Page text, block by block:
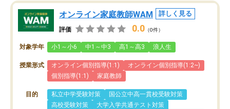
オンライン家庭教師WAM 詳しく見る
評価 0.0 （0件）
対象学年 小1～小6 中1～中3 高1～高3 浪人生
授業形式 オンライン個別指導(1:1)
オンライン個別指導(1:2~)
個別指導(1:1)
家庭教師
目的 私立中学受験対策
国公立中高一貫校受験対策
高校受験対策
大学入学共通テスト対策